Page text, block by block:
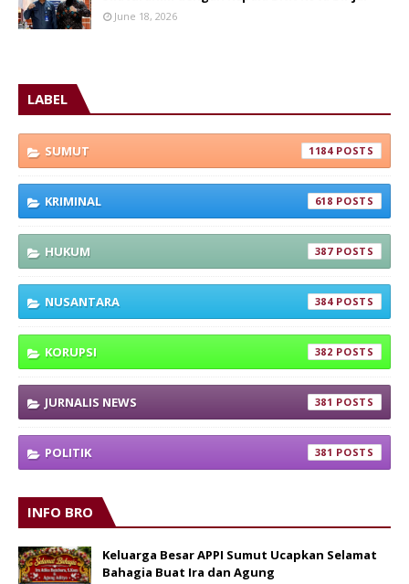
June 18, 2026
LABEL
SUMUT 1184
KRIMINAL 618
HUKUM 387
NUSANTARA 384
KORUPSI 382
JURNALIS NEWS 381
POLITIK 381
INFO BRO
Keluarga Besar APPI Sumut Ucapkan Selamat
Bahagia Buat Ira dan Agung